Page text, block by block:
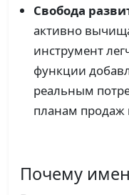
Свобода
активно
инструмент
функции
реальным
планам продаж
Почему